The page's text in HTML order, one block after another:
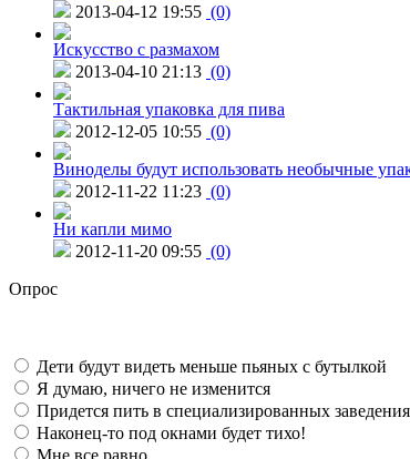
2013-04-12 19:55 (0)
Искусство с размахом
2013-04-10 21:13 (0)
Тактильная упаковка для пива
2012-12-05 10:55 (0)
Виноделы будут использовать необычные
2012-11-22 11:23 (0)
Ни капли мимо
2012-11-20 09:55 (0)
Опрос
Дети будут видеть меньше пьяных с бутылкой
Я думаю, ничего не изменится
Придется пить в специализированных
Наконец-то под окнами будет тихо!
Мне все равно...